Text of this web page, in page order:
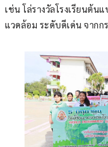
เช่น โล่รางวัลโรงเรียนต้น
แวดล้อม ระดับดีเด่น จากก